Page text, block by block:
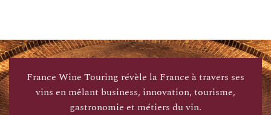
France Wine Touring révèle la France à travers ses
vins en mêlant business, innovation, tourisme,
gastronomie et métiers du vin.